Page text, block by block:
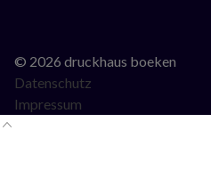
© 2026 druckhaus boeken
Datenschutz
Impressum